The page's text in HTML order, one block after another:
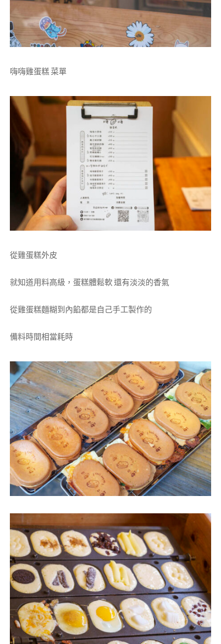
嗨嗨雞蛋糕 菜單
從雞蛋糕外皮
就知道用料高級，蛋糕體鬆軟 還有淡淡的香氣
從雞蛋糕麵糊到內餡都是自己手工製作的
備料時間相當耗時